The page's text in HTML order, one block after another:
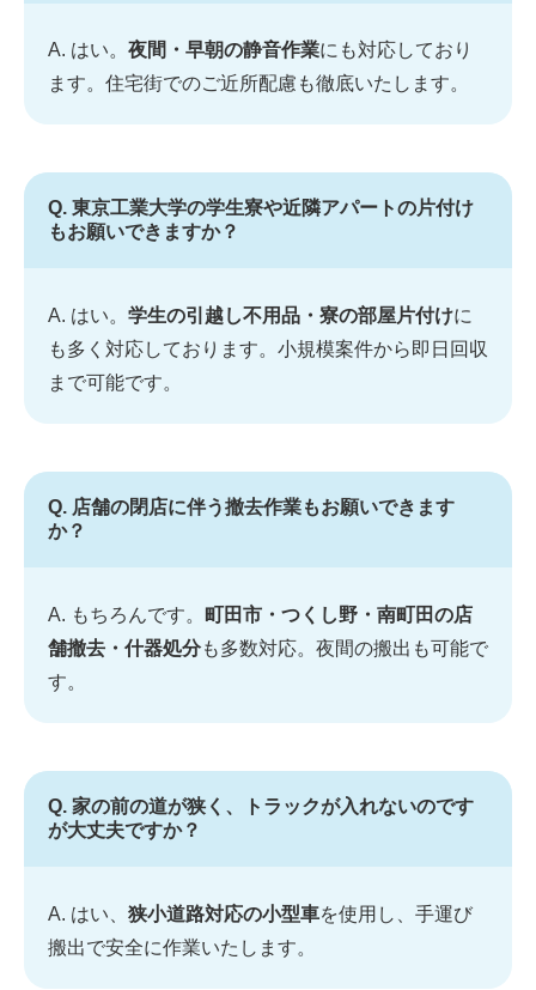
A. はい。 夜間・早朝の静音作業にも対応しており
ます。住宅街でのご近所配慮も徹底いたします。
Q. 東京工業大学の学生寮や近隣アパートの片付け
もお願いできますか？
A. はい。 学生の引越し不用品・寮の部屋片付けに
も多く対応しております。小規模案件から即日回収
まで可能です。
Q. 店舗の閉店に伴う撤去作業もお願いできます
か？
A. もちろんです。 町田市・つくし野・南町田の店
舗撤去・什器処分も多数対応。夜間の搬出も可能で
す。
Q. 家の前の道が狭く、トラックが入れないのです
が大丈夫ですか？
A. はい、 狭小道路対応の小型車を使用し、手運び
搬出で安全に作業いたします。